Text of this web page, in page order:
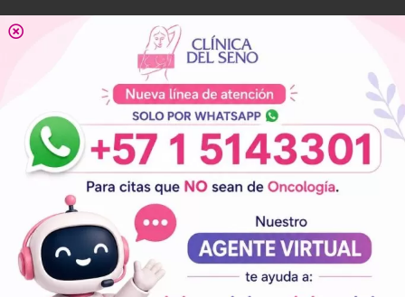
SEDE NORTE
Cra. 11 N° 68 – 36